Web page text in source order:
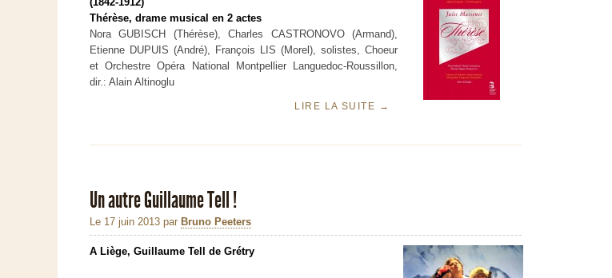
Thérèse, drame musical en 2 actes
Nora GUBISCH (Thérèse), Charles CASTRONOVO (Armand),
Etienne DUPUIS (André), François LIS (Morel), solistes, Choeur
et Orchestre Opéra National Montpellier Languedoc-Roussillon,
dir.: Alain Altinoglu
LIRE LA SUITE →
Un autre Guillaume Tell !
Le 17 juin 2013 par Bruno Peeters
A Liège, Guillaume Tell de Grétry